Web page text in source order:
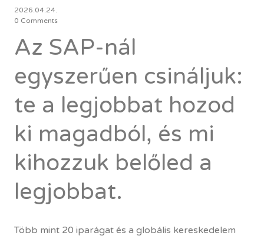
2026.04.24.
0 Comments
Az SAP-nál
egyszerűen csináljuk:
te a legjobbat hozod
ki magadból, és mi
kihozzuk belőled a
legjobbat.
Több mint 20 iparágat és a globális kereskedelem